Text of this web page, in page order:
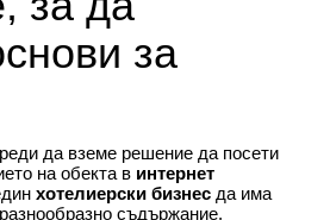
за
да вземе решение да посети
на обекта в интернет
хотелиерски бизнес да има
съдържание.